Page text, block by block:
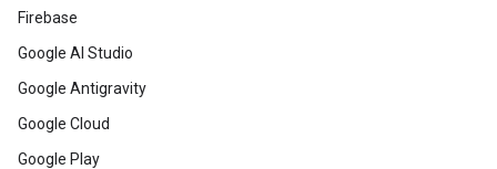
Firebase
Google AI Studio
Google Antigravity
Google Cloud
Google Play